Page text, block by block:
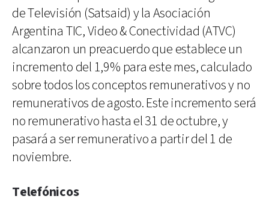
de Televisión (Satsaid) y la Asociación
Argentina TIC, Video & Conectividad (ATVC)
alcanzaron un preacuerdo que establece un
incremento del 1,9% para este mes, calculado
sobre todos los conceptos remunerativos y no
remunerativos de agosto. Este incremento será
no remunerativo hasta el 31 de octubre, y
pasará a ser remunerativo a partir del 1 de
noviembre.
Telefónicos